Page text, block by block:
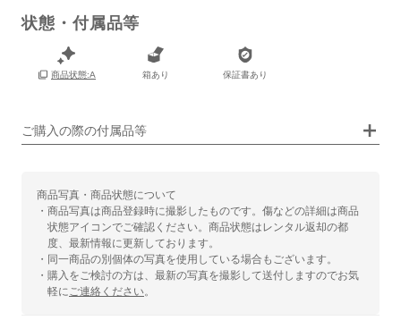
状態・付属品等
商品状態:A 箱あり 保証書あり
ご購入の際の付属品等
商品写真・商品状態について
・商品写真は商品登録時に撮影したものです。傷などの詳細は商品
状態アイコンでご確認ください。商品状態はレンタル返却の都
度、最新情報に更新しております。
・同一商品の別個体の写真を使用している場合もございます。
・購入をご検討の方は、最新の写真を撮影して送付しますのでお気
軽に ご連絡ください。